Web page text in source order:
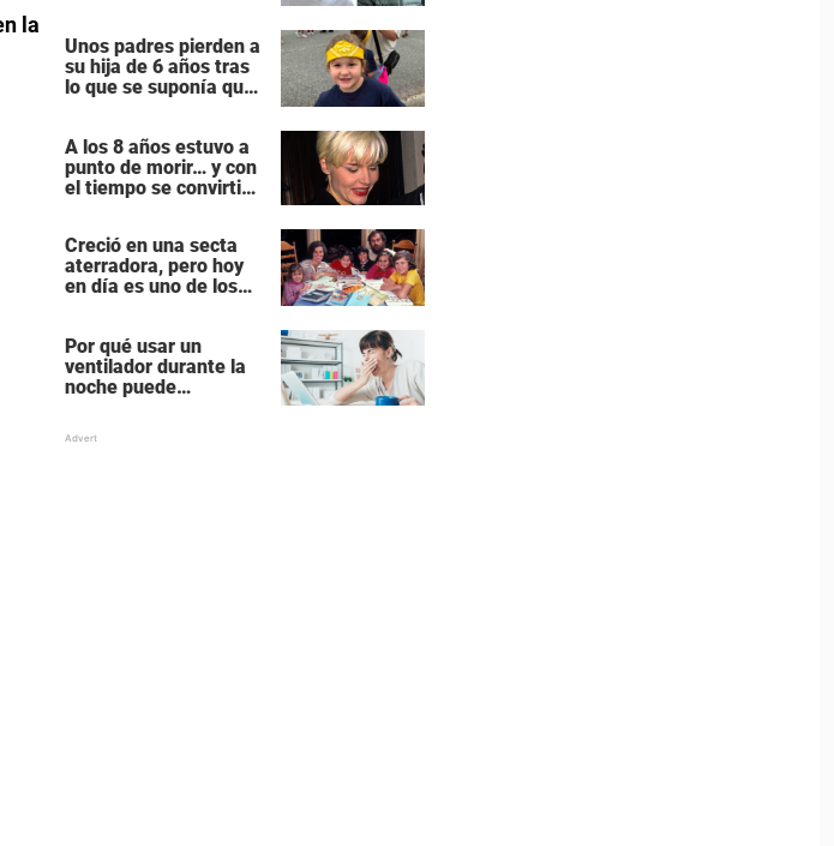
la
Unos padres pierden a
su hija de 6 años tras
lo que se suponía que
«rutinaria»
A los 8 años estuvo a
punto de morir… y con
el tiempo se convirtió
Hollywood
Creció en una secta
aterradora, pero hoy
en día es uno de los
Hollywood
Por qué usar un
ventilador durante la
noche puede